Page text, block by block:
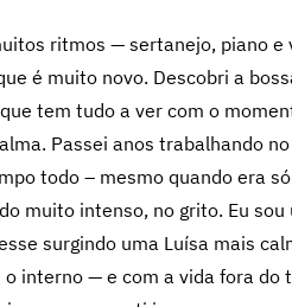
ritmos — sertanejo, piano e
é muito novo. Descobri a
tem tudo a ver com o
Passei anos trabalhando
todo – mesmo quando era
muito intenso, no grito. Eu sou
surgindo uma Luísa mais
interno — e com a vida fora do